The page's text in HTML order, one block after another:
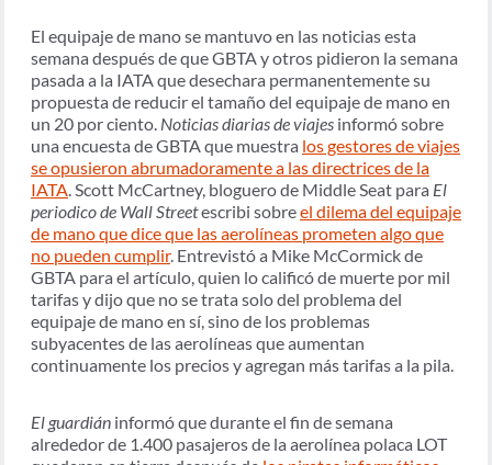
El equipaje de mano se mantuvo en las noticias esta
semana después de que GBTA y otros pidieron la semana
pasada a la IATA que desechara permanentemente su
propuesta de reducir el tamaño del equipaje de mano en
un 20 por ciento. Noticias diarias de viajes informó sobre
una encuesta de GBTA que muestra los gestores de viajes
se opusieron abrumadoramente a las directrices de la
IATA. Scott McCartney, bloguero de Middle Seat para El
periodico de Wall Streetescribi sobreel dilema del equipaje
de mano que dice que las aerolíneas prometen algo que
no pueden cumplir. Entrevistó a Mike McCormick de
GBTA para el artículo, quien lo calificó de muerte por mil
tarifas y dijo que no se trata solo del problema del
equipaje de mano en sí, sino de los problemas
subyacentes de las aerolíneas que aumentan
continuamente los precios y agregan más tarifas a la pila.
El guardián informó que durante el fin de semana
alrededor de 1.400 pasajeros de la aerolínea polaca LOT